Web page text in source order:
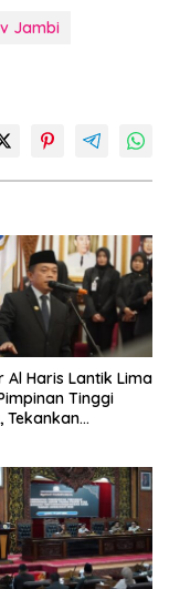
Jambi
Al Haris Lantik Lima
Tinggi
Tekankan